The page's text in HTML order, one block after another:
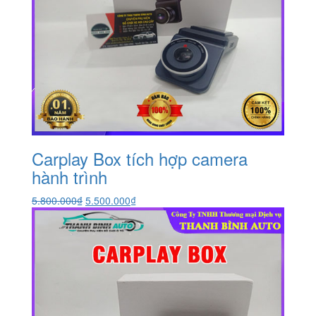
Carplay Box tích hợp camera
hành trình
5.800.000₫ Giá
gốc
là:
5.800.000₫.
5.500.000₫Giá
hiện
tại
là:
5.500.000₫.